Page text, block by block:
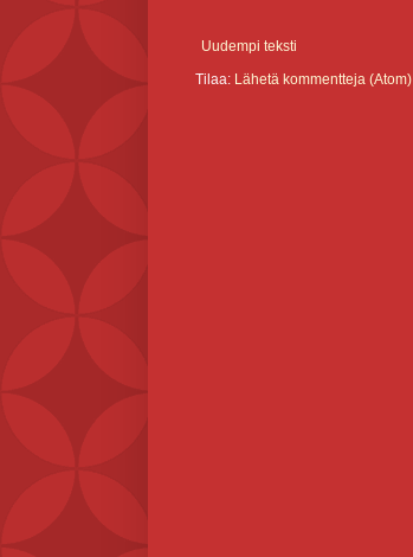
Uudempi teksti
Tilaa: Lähetä kommentteja (Atom)